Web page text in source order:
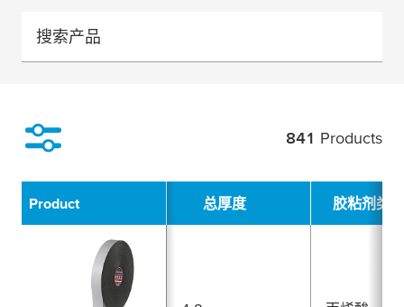
搜索产品
841 Products
Product 总厚度 胶粘剂类型